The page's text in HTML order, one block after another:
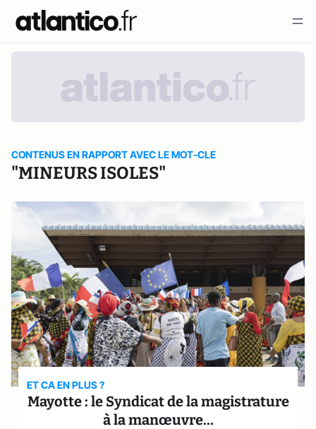
CONTENUS EN RAPPORT AVEC LE MOT-CLE
"MINEURS ISOLES"
ET CA EN PLUS ?
Mayotte : le Syndicat de la magistrature
à la manœuvre...